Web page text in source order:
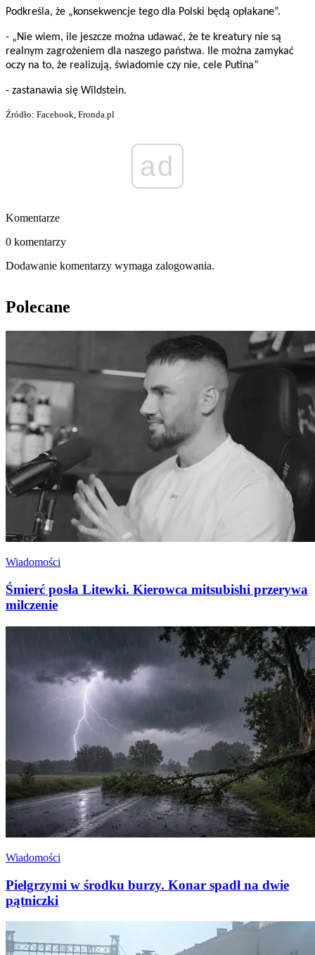
Podkreśla, że „konsekwencje tego dla Polski będą opłakane”.
- „Nie wiem, ile jeszcze można udawać, że te kreatury nie są
realnym zagrożeniem dla naszego państwa. Ile można zamykać
oczy na to, że realizują, świadomie czy nie, cele Putina”
- zastanawia się Wildstein.
Źródło: Facebook, Fronda.pl
ad
Komentarze
0 komentarzy
Dodawanie komentarzy wymaga zalogowania.
Polecane
Wiadomości
Śmierć posła Litewki. Kierowca mitsubishi przerywa
milczenie
Wiadomości
Pielgrzymi w środku burzy. Konar spadł na dwie
pątniczki